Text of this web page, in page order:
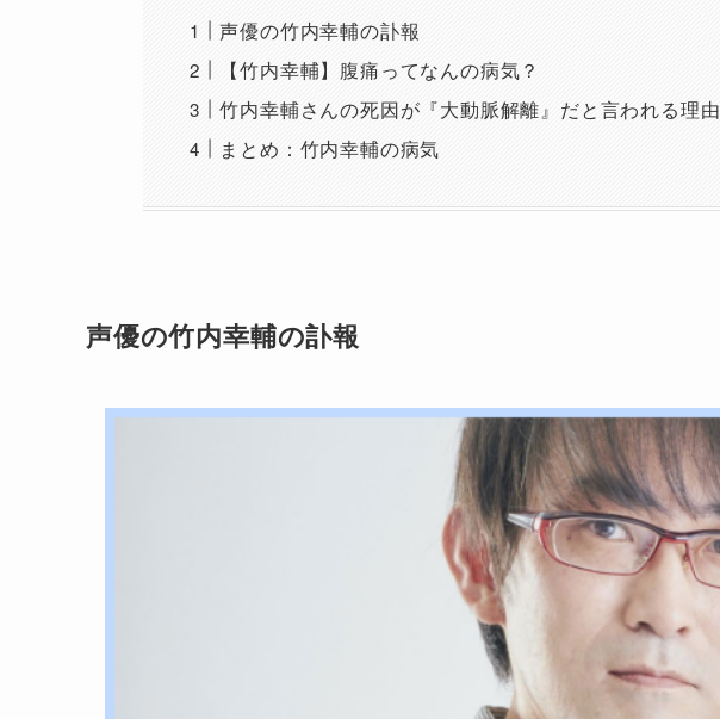
声優の竹内幸輔の訃報
【竹内幸輔】腹痛ってなんの病気？
竹内幸輔さんの死因が『大動脈解離』だと言われる理由
まとめ：竹内幸輔の病気
声優の竹内幸輔の訃報